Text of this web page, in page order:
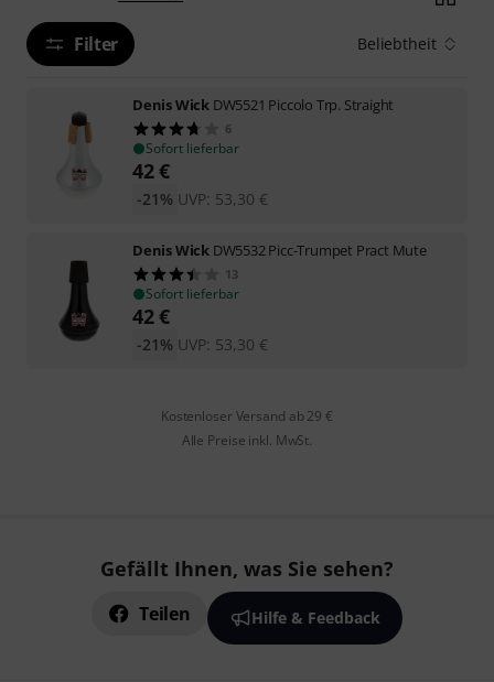
Filter Beliebtheit
Denis Wick DW5521 Piccolo Trp. Straight
6
Sofort lieferbar
42€
UVP: 53,30 €
-21%
Denis Wick DW5532 Picc-Trumpet Pract Mute
13
Sofort lieferbar
42€
UVP: 53,30 €
-21%
Kostenloser Versand ab 29 €
Alle Preise inkl. MwSt.
Gefällt Ihnen, was Sie sehen?
Teilen Hilfe & Feedback